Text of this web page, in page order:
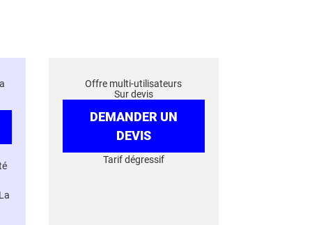
Offre multi-utilisateurs
Sur devis
DEMANDER UN
DEVIS
Tarif dégressif